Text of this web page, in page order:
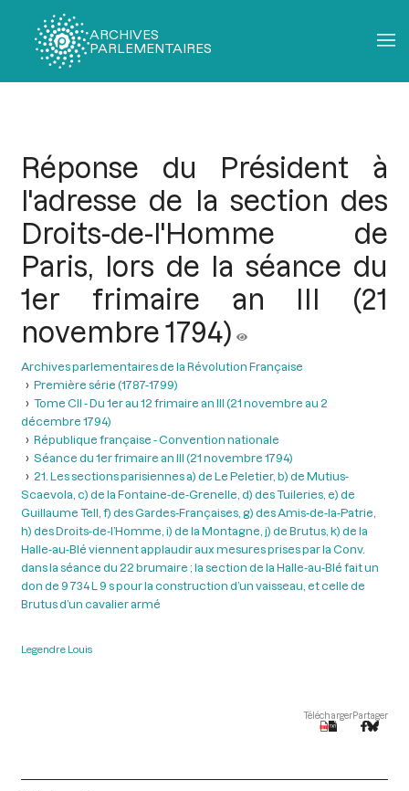
ARCHIVES
PARLEMENTAIRES
Réponse du Président à
l'adresse de la section des
Droits-de-l'Homme de
Paris, lors de la séance du
1er frimaire an III (21
novembre 1794)
Archives parlementaires de la Révolution Française
Première série (1787-1799)
Tome CII - Du 1er au 12 frimaire an III (21 novembre au 2
décembre 1794)
République française - Convention nationale
Séance du 1er frimaire an III (21 novembre 1794)
21. Les sections parisiennes a) de Le Peletier, b) de Mutius-
Scaevola, c) de la Fontaine-de-Grenelle, d) des Tuileries, e) de
Guillaume Tell, f) des Gardes-Françaises, g) des Amis-de-la-Patrie,
h) des Droits-de-l’Homme, i) de la Montagne, j) de Brutus, k) de la
Halle-au-Blé viennent applaudir aux mesures prises par la Conv.
dans la séance du 22 brumaire ; la section de la Halle-au-Blé fait un
don de 9 734 L 9 s pour la construction d’un vaisseau, et celle de
Brutus d’un cavalier armé
Legendre Louis
TéléchargerPartager